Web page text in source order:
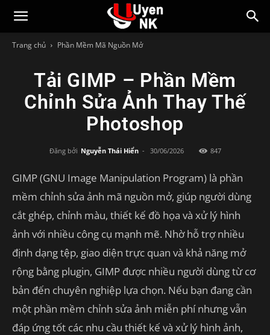
Trang chủ Phần Mềm Mã Nguồn Mở
Tải GIMP – Phần Mềm
Chỉnh Sửa Ảnh Thay Thế
Photoshop
Đăng bởi Nguyễn Thái Hiển - 30/06/2026 847
GIMP (GNU Image Manipulation Program) là phần
mềm chỉnh sửa ảnh mã nguồn mở, giúp người dùng
cắt ghép, chỉnh màu, thiết kế đồ họa và xử lý hình
ảnh với nhiều công cụ mạnh mẽ. Nhờ hỗ trợ nhiều
định dạng tệp, giao diện trực quan và khả năng mở
rộng bằng plugin, GIMP được nhiều người dùng từ cơ
bản đến chuyên nghiệp lựa chọn. Nếu bạn đang cần
một phần mềm chỉnh sửa ảnh miễn phí nhưng vẫn
đáp ứng tốt các nhu cầu thiết kế và xử lý hình ảnh,